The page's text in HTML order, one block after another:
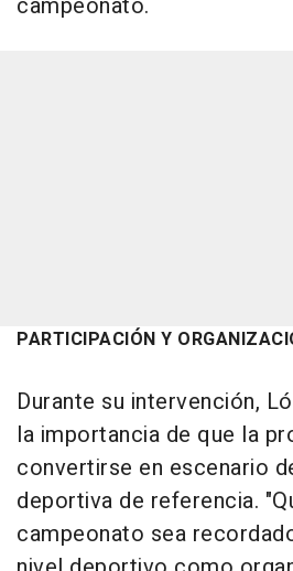
campeonato.
PARTICIPACIÓN Y
Durante su intervención,
la importancia de que la
convertirse en escenario
deportiva de referencia.
campeonato sea